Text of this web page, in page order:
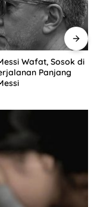
Wafat, Sosok di
Panjang